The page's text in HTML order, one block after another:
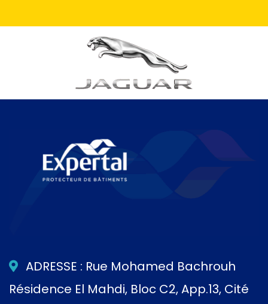
ADRESSE : Rue Mohamed Bachrouh
Résidence El Mahdi, Bloc C2, App.13, Cité